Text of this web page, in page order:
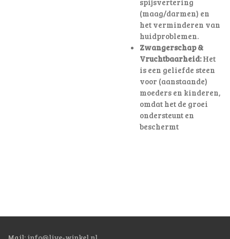
(maag/darmen) en
het verminderen van
huidproblemen.
Zwangerschap &
Vruchtbaarheid:Het
is een geliefde steen
voor (aanstaande)
moeders en kinderen,
omdat het de groei
ondersteunt en
beschermt